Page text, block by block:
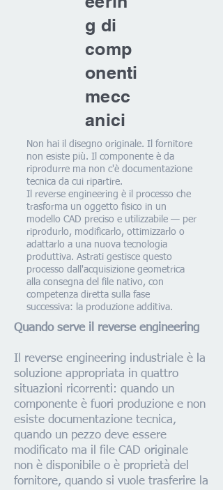
g di
comp
onenti
mecc
anici
Non hai il disegno originale. Il fornitore
non esiste più. Il componente è da
riprodurre ma non c'è documentazione
tecnica da cui ripartire.
Il reverse engineering è il processo che
trasforma un oggetto fisico in un
modello CAD preciso e utilizzabile — per
riprodurlo, modificarlo, ottimizzarlo o
adattarlo a una nuova tecnologia
produttiva. Astrati gestisce questo
processo dall'acquisizione geometrica
alla consegna del file nativo, con
competenza diretta sulla fase
successiva: la produzione additiva.
Quando serve il reverse engineering
Il reverse engineering industriale è la
soluzione appropriata in quattro
situazioni ricorrenti: quando un
componente è fuori produzione e non
esiste documentazione tecnica,
quando un pezzo deve essere
modificato ma il file CAD originale
non è disponibile o è proprietà del
fornitore, quando si vuole trasferire la